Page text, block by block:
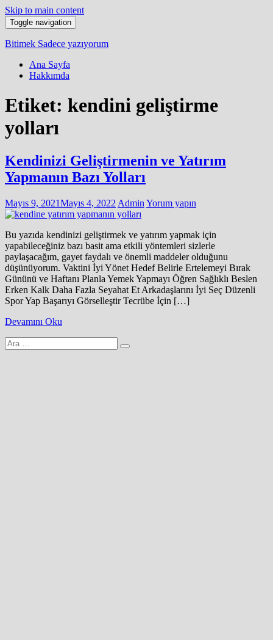
Skip to main content
Toggle navigation
Bitimek Sadece yazıyorum
Ana Sayfa
Hakkımda
Etiket: kendini geliştirme
yolları
Kendinizi Geliştirmenin ve Yatırım
Yapmanın Bazı Yolları
Mayıs 9, 2021Mayıs 4, 2022 Admin Yorum yapın
Bu yazıda kendinizi geliştirmek ve yatırım yapmak için
yapabileceğiniz bazı basit ama etkili yöntemleri sizlerle
paylaşacağım, gayet faydalı ve önemli maddeler olduğunu
düşünüyorum. Vaktini İyi Yönet Hedef Belirle Ertelemeyi Bırak
Gününü ve Haftanı Planla Yemek Yapmayı Öğren Sağlıklı Beslen
Erken Kalk Daha Fazla Seyahat Et Arkadaşlarını İyi Seç Düzenli
Spor Yap Başarıyı Görselleştir Tecrübe İçin […]
Devamını Oku
Arama
yap: